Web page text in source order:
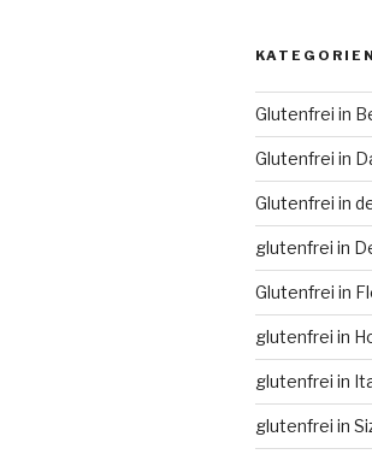
Glutenfrei in
Glutenfrei in
Glutenfrei in
glutenfrei in
Glutenfrei in
glutenfrei in
glutenfrei in
glutenfrei in